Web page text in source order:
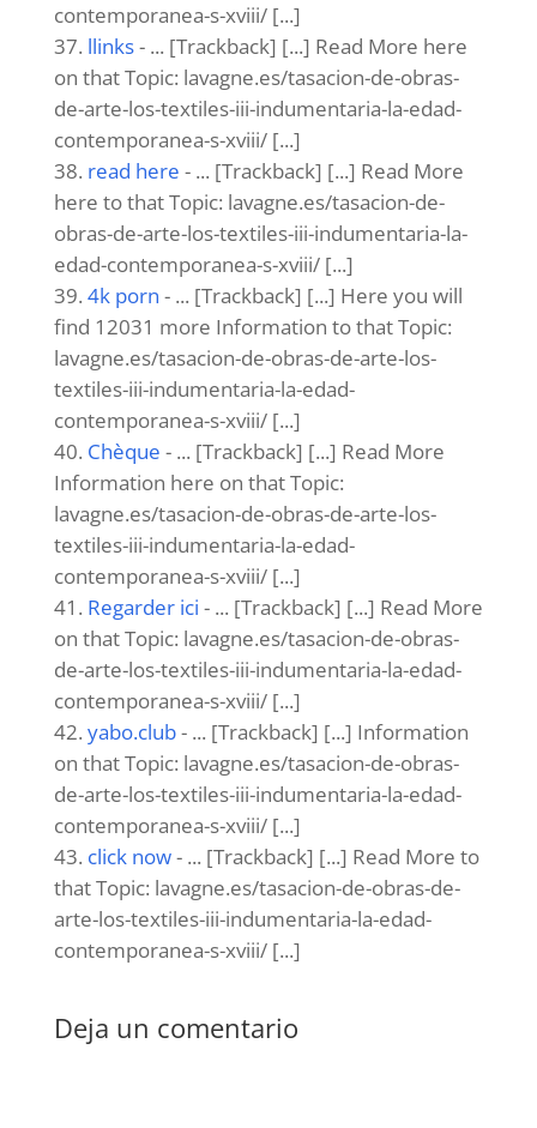
contemporanea-s-xviii/ [...]
llinks- ... [Trackback] [...] Read More here
on that Topic: lavagne.es/tasacion-de-obras-
de-arte-los-textiles-iii-indumentaria-la-edad-
contemporanea-s-xviii/ [...]
read here - ... [Trackback] [...] Read More
here to that Topic: lavagne.es/tasacion-de-
obras-de-arte-los-textiles-iii-indumentaria-la-
edad-contemporanea-s-xviii/ [...]
4k porn - ... [Trackback] [...] Here you will
find 12031 more Information to that Topic:
lavagne.es/tasacion-de-obras-de-arte-los-
textiles-iii-indumentaria-la-edad-
contemporanea-s-xviii/ [...]
Chèque - ... [Trackback] [...] Read More
Information here on that Topic:
lavagne.es/tasacion-de-obras-de-arte-los-
textiles-iii-indumentaria-la-edad-
contemporanea-s-xviii/ [...]
Regarder ici - ... [Trackback] [...] Read More
on that Topic: lavagne.es/tasacion-de-obras-
de-arte-los-textiles-iii-indumentaria-la-edad-
contemporanea-s-xviii/ [...]
yabo.club- ... [Trackback] [...] Information
on that Topic: lavagne.es/tasacion-de-obras-
de-arte-los-textiles-iii-indumentaria-la-edad-
contemporanea-s-xviii/ [...]
click now- ... [Trackback] [...] Read More to
that Topic: lavagne.es/tasacion-de-obras-de-
arte-los-textiles-iii-indumentaria-la-edad-
contemporanea-s-xviii/ [...]
Deja un comentario